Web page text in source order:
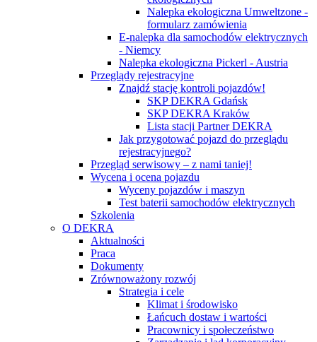
Nalepka ekologiczna Umweltzone -
formularz zamówienia
E-nalepka dla samochodów elektrycznych
- Niemcy
Nalepka ekologiczna Pickerl - Austria
Przeglądy rejestracyjne
Znajdź stację kontroli pojazdów!
SKP DEKRA Gdańsk
SKP DEKRA Kraków
Lista stacji Partner DEKRA
Jak przygotować pojazd do przeglądu
rejestracyjnego?
Przegląd serwisowy – z nami taniej!
Wycena i ocena pojazdu
Wyceny pojazdów i maszyn
Test baterii samochodów elektrycznych
Szkolenia
O DEKRA
Aktualności
Praca
Dokumenty
Zrównoważony rozwój
Strategia i cele
Klimat i środowisko
Łańcuch dostaw i wartości
Pracownicy i społeczeństwo